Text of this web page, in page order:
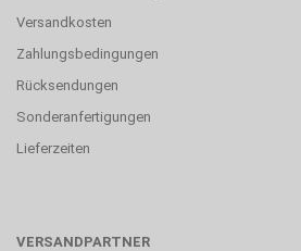
Versandkosten
Zahlungsbedingungen
Rücksendungen
Sonderanfertigungen
Lieferzeiten
VERSANDPARTNER